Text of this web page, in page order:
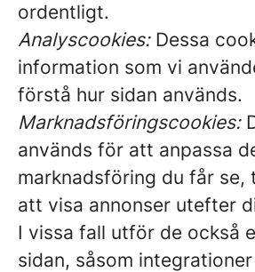
ordentligt.
Analyscookies:Dessa
information som vi
förstå hur sidan används.
Marknadsföringscookies:
används för att anpassa
marknadsföring du får se,
att visa annonser utefter
I vissa fall utför de också
sidan, såsom